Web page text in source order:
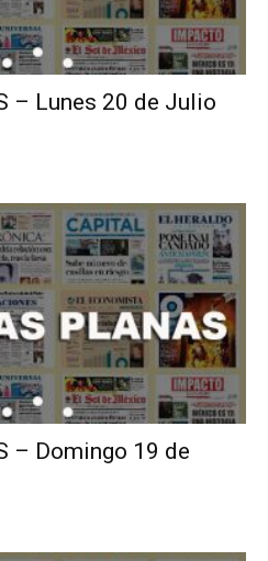
– Lunes 20 de Julio
– Domingo 19 de